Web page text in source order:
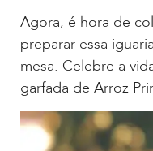
Agora, é hora de
preparar essa
mesa. Celebre a
garfada de Arroz